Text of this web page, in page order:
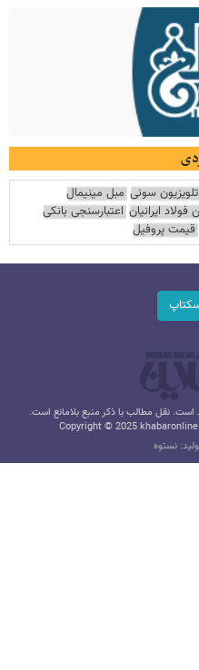
سونی مبل مینیمال
ایرانیان اعتبارسنجی بانکی
قیمت پروفیل
نقل مطالب با ذکر منبع بلامانع است.
Copyright © 2025
نستوه